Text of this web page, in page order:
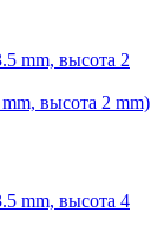
высота 2 mm)